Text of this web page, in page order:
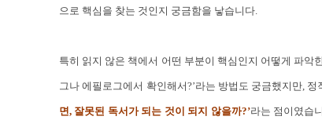
으로 핵심을 찾는 것인지 궁금함을 낳습니다.
특히 읽지 않은 책에서 어떤 부분이 핵심인지 어떻게 파악
그나 에필로그에서 확인해서?’라는 방법도 궁금했지만, 정
면, 잘못된 독서가 되는 것이 되지 않을까?’라는 점이였습